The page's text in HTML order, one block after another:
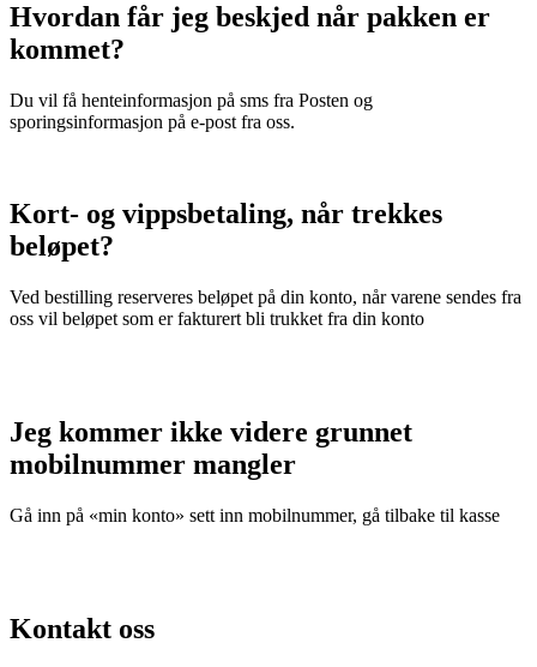
Hvordan får jeg beskjed når pakken er
kommet?
Du vil få henteinformasjon på sms fra Posten og
sporingsinformasjon på e-post fra oss.
Kort- og vippsbetaling, når trekkes
beløpet?
Ved bestilling reserveres beløpet på din konto, når varene sendes fra
oss vil beløpet som er fakturert bli trukket fra din konto
Jeg kommer ikke videre grunnet
mobilnummer mangler
Gå inn på «min konto» sett inn mobilnummer, gå tilbake til kasse
Kontakt oss